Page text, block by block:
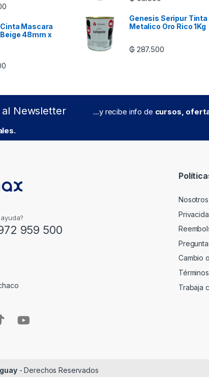
Mascara
48mm x
Genesis Seripur Tinta
Metalico Oro Rico 1Kg
₲ 287.500
Newsletter ...y recibe info de cursos,
959 500
Nosotros
Cambio
Trabaja
- Derechos Reservados